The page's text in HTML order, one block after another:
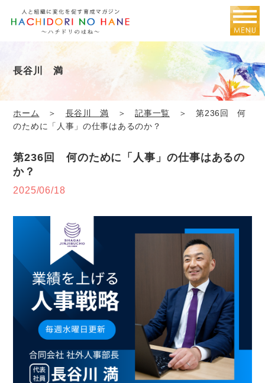
長谷川 満
ホーム ＞ 長谷川 満 ＞記事一覧 ＞ 第236回 何
のために「人事」の仕事はあるのか？
第236回 何のために「人事」の仕事はあるの
か？
2025/06/18